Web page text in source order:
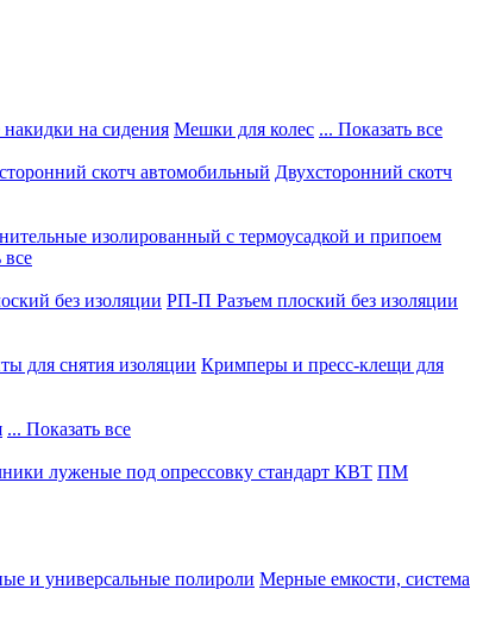
на сидения Мешки для колес ... Показать все
скотч автомобильный Двухсторонний скотч
изолированный с термоусадкой и припоем
все
без изоляции РП-П Разъем плоский без изоляции
для снятия изоляции Кримперы и пресс-клещи для
... Показать все
луженые под опрессовку стандарт КВТ ПМ
и универсальные полироли Мерные емкости, система